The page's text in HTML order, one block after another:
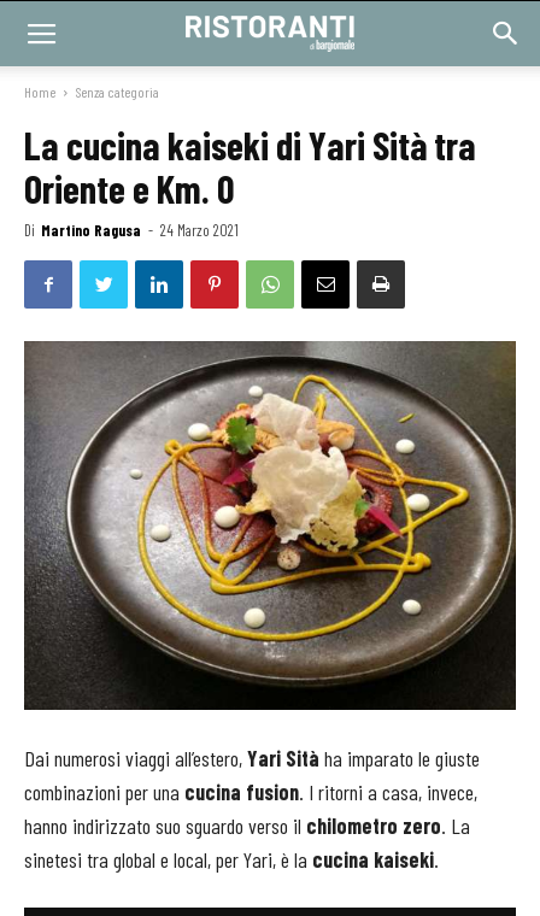
Home Senza categoria
La cucina kaiseki di Yari Sità tra
Oriente e Km. 0
Di Martino Ragusa - 24 Marzo 2021
Dai numerosi viaggi all’estero,Yari Sità ha imparato le giuste
combinazioni per una cucina fusion. I ritorni a casa, invece,
hanno indirizzato suo sguardo verso il chilometro zero. La
sinetesi tra global e local, per Yari, è la cucina kaiseki.